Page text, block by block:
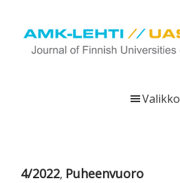
Hyppää
pääsisältöön
Hyppää
ensisijaiseen
Hyppää
alatunnisteeseen
viestittää
Valikko
4/2022, Puheenvuoro